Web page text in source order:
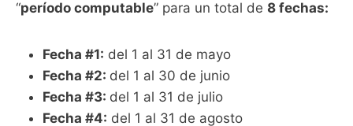
“período computable” para un total de8 fechas:
Fecha #1: del 1 al 31 de mayo
Fecha #2: del 1 al 30 de junio
Fecha #3: del 1 al 31 de julio
Fecha #4: del 1 al 31 de agosto